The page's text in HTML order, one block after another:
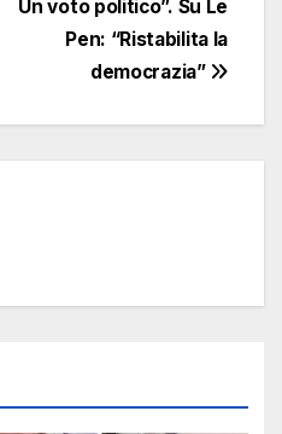
Un voto politico”. Su Le
Pen: “Ristabilita la
democrazia”